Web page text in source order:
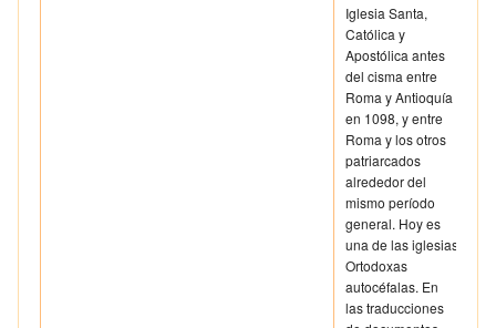
Iglesia Santa,
Católica y
Apostólica antes
del cisma entre
Roma y Antioquía
en 1098, y entre
Roma y los otros
patriarcados
alrededor del
mismo período
general. Hoy es
una de las iglesias
Ortodoxas
autocéfalas. En
las traducciones